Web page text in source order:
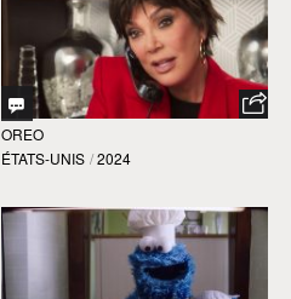
OREO
ÉTATS-UNIS / 2024